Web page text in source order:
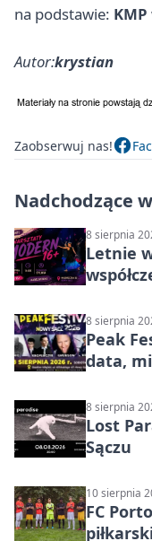
na podstawie:
Autor:krystian
Zaobserwuj nas!
Nadchodzące
8 sierpnia
Letnie
8 sierpnia
Peak
data,
8 sierpnia
Lost
Sączu
10 sierpnia
FC